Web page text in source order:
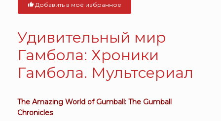
Добавить в моё избранное
Удивительный мир
Гамбола: Хроники
Гамбола. Мультсериал
The Amazing World of Gumball: The Gumball
Chronicles